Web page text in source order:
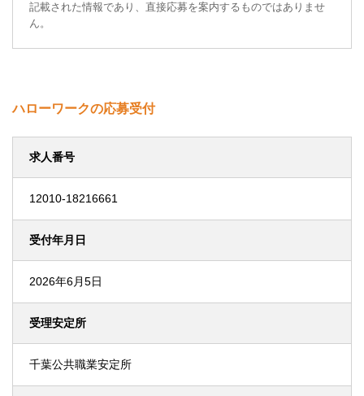
記載された情報であり、直接応募を案内するものではありませ
ん。
ハローワークの応募受付
求人番号
12010-18216661
受付年月日
2026年6月5日
受理安定所
千葉公共職業安定所